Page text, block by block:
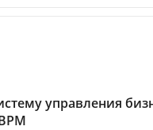
управления